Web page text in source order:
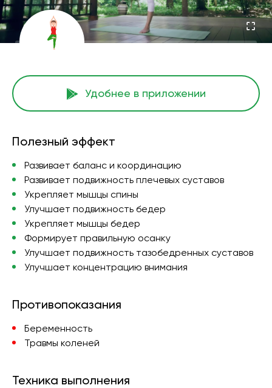
Удобнее в приложении
Полезный эффект
Развивает баланс и координацию
Развивает подвижность плечевых суставов
Укрепляет мышцы спины
Улучшает подвижность бедер
Укрепляет мышцы бедер
Формирует правильную осанку
Улучшает подвижность тазобедренных суставов
Улучшает концентрацию внимания
Противопоказания
Беременность
Травмы коленей
Техника выполнения